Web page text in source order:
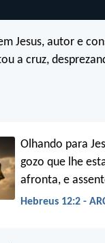
Jesus, autor e
a cruz,
Olhando para
gozo que lhe
afronta, e
Hebreus 12:2 -